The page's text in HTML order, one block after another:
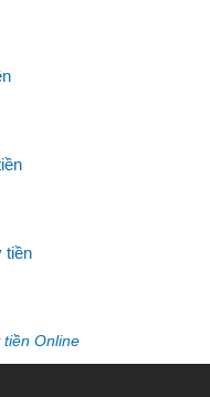
tiền
tiền Online